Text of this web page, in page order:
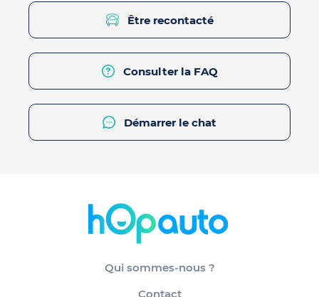
Être recontacté
Consulter la FAQ
Démarrer le chat
Qui sommes-nous ?
Contact